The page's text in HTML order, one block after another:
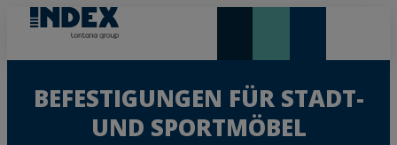
BEFESTIGUNGEN FÜR STADT-
UND SPORTMÖBEL